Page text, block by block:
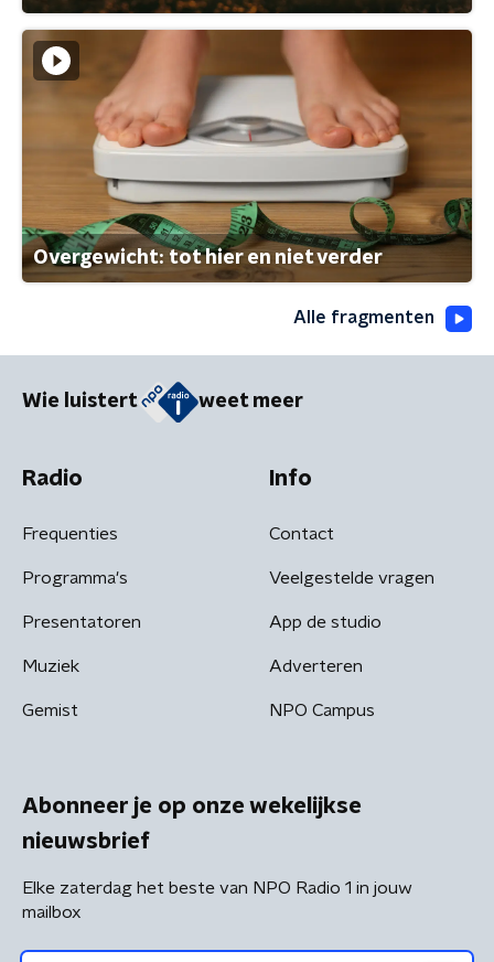
Overgewicht: tot hier en niet verder
Alle fragmenten
Wie luistert weet meer
Radio
Frequenties
Programma's
Presentatoren
Muziek
Gemist
Info
Contact
Veelgestelde vragen
App de studio
Adverteren
NPO Campus
Abonneer je op onze wekelijkse
nieuwsbrief
Elke zaterdag het beste van NPO Radio 1 in jouw
mailbox